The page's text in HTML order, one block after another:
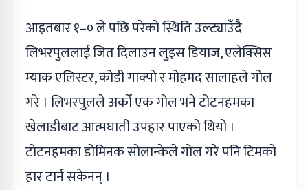
आइतबार १–० ले पछि परेको स्थिति उल्ट्याउँदै
लिभरपुललाई जित दिलाउन लुइस डियाज, एलेक्सिस
म्याक एलिस्टर, कोडी गाक्पो र मोहमद सालाहले गोल
गरे । लिभरपुलले अर्को एक गोल भने टोटनहमका
खेलाडीबाट आत्मघाती उपहार पाएको थियो ।
टोटनहमका डोमिनक सोलान्केले गोल गरे पनि टिमको
हार टार्न सकेनन् ।